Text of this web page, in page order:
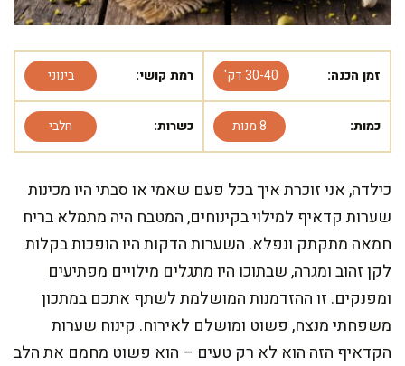
זמן הכנה: 30-40 דק' רמת קושי: בינוני
כמות: 8 מנות כשרות: חלבי
כילדה, אני זוכרת איך בכל פעם שאמי או סבתי היו מכינות
שערות קדאיף למילוי בקינוחים, המטבח היה מתמלא בריח
חמאה מתקתק ונפלא. השערות הדקות היו הופכות בקלות
לקן זהוב ומגרה, שבתוכו היו מתגלים מילויים מפתיעים
ומפנקים. זו ההזדמנות המושלמת לשתף אתכם במתכון
משפחתי מנצח, פשוט ומושלם לאירוח. קינוח שערות
הקדאיף הזה הוא לא רק טעים – הוא פשוט מחמם את הלב